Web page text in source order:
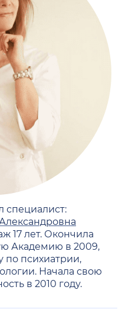
специалист:
17 лет. Окончила
Академию в 2009,
по психиатрии,
Начала свою
в 2010 году.